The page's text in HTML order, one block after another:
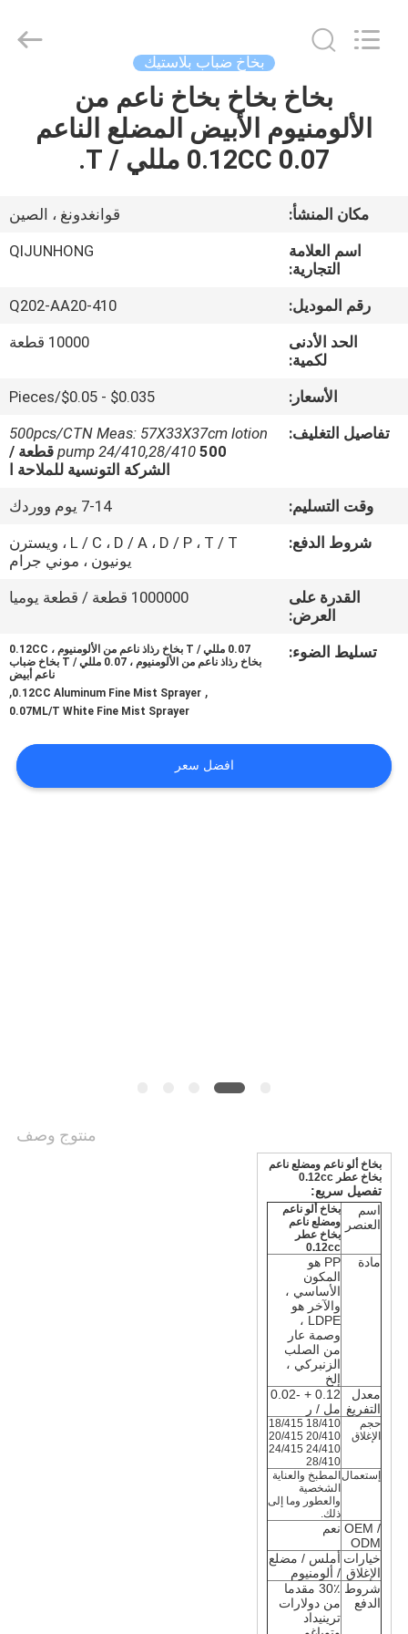
المنتجات
برنامج
المصنع
الجودة
أخبار
اقتباس
PRODUCTS
MANUFACTORY
بخاخ ضباب بلاستيك
بخاخ بخاخ بخاخ ناعم من
الألومنيوم الأبيض المضلع الناعم
0.12CC 0.07 مللي / T.
مكان المنشأ:
قوانغدونغ ، الصين
اسم العلامة
التجارية:
QIJUNHONG
رقم الموديل:
Q202-AA20-410
الحد الأدنى
لكمية:
10000 قطعة
الأسعار:
$0.035 - $0.05/Pieces
تفاصيل التغليف:
500pcs/CTN Meas: 57X33X37cm lotion
pump 24/410,28/410500 قطعة /
الشركة التونسية للملاحة ا
وقت التسليم:
7-14 يوم ووردك
شروط الدفع:
L / C ، D / A ، D / P ، T / T ، ويسترن
يونيون ، موني جرام
القدرة على
العرض:
1000000 قطعة / قطعة يوميا
تسليط الضوء:
0.07 مللي / T بخاخ رذاذ ناعم من الألومنيوم ، 0.12CC
بخاخ رذاذ ناعم من الألومنيوم ، 0.07 مللي / T بخاخ ضباب
ناعم أبيض
,
0.12CC Aluminum Fine Mist Sprayer
,
0.07ML/T White Fine Mist Sprayer
افضل سعر
منتوج وصف
بخاخ ألو ناعم ومضلع ناعم
بخاخ عطر 0.12cc
تفصيل سريع:
اسم
العنصر
بخاخ ألو ناعم
ومضلع ناعم
بخاخ عطر
0.12cc
مادة
PP هو
المكون
الأساسي ،
والآخر هو
LDPE ،
وصمة عار
من الصلب
الزنبركي ،
إلخ
معدل
التفريغ
0.12 + -0.02
مل / ر
حجم
الإغلاق
18/410 18/415
20/410 20/415
24/410 24/415
28/410
إستعمال المطبخ والعناية
الشخصية
والعطور وما إلى
ذلك.
OEM /
ODM
نعم
خيارات
الإغلاق
أملس / مضلع
/ ألومنيوم
شروط
الدفع
30٪ مقدما
من دولارات
ترينيداد